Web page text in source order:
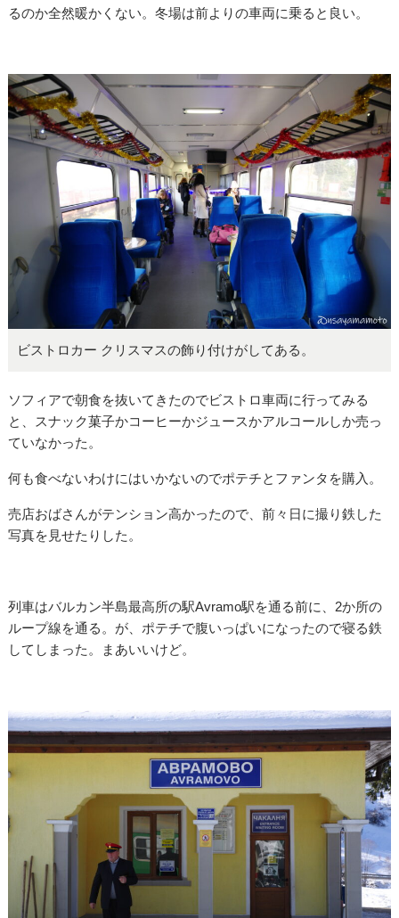
るのか全然暖かくない。冬場は前よりの車両に乗ると良い。
ビストロカー クリスマスの飾り付けがしてある。
ソフィアで朝食を抜いてきたのでビストロ車両に行ってみる
と、スナック菓子かコーヒーかジュースかアルコールしか売っ
ていなかった。
何も食べないわけにはいかないのでポテチとファンタを購入。
売店おばさんがテンション高かったので、前々日に撮り鉄した
写真を見せたりした。
列車はバルカン半島最高所の駅Avramo駅を通る前に、2か所の
ループ線を通る。が、ポテチで腹いっぱいになったので寝る鉄
してしまった。まあいいけど。